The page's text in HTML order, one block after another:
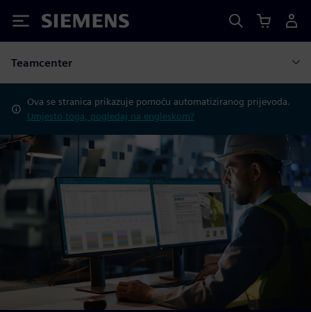
Siemens
Teamcenter
Ova se stranica prikazuje pomoću automatiziranog prijevoda.
Umjesto toga, pogledaj na engleskom?